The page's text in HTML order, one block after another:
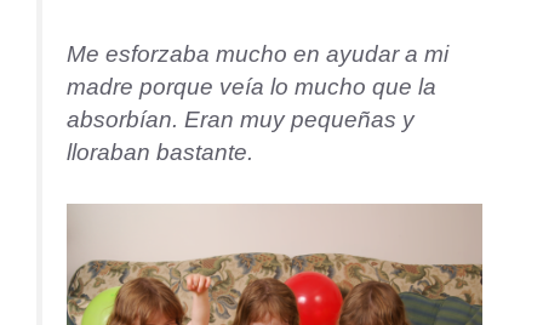
Me esforzaba mucho en ayudar a mi
madre porque veía lo mucho que la
absorbían. Eran muy pequeñas y
lloraban bastante.